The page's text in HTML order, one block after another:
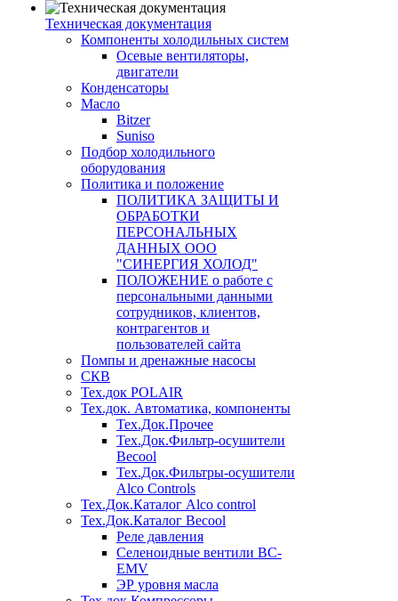
Техническая документация
Компоненты холодильных систем
Осевые вентиляторы,
двигатели
Конденсаторы
Масло
Bitzer
Suniso
Подбор холодильного
оборудования
Политика и положение
ПОЛИТИКА ЗАЩИТЫ И
ОБРАБОТКИ
ПЕРСОНАЛЬНЫХ
ДАННЫХ ООО
"СИНЕРГИЯ ХОЛОД"
ПОЛОЖЕНИЕ о работе с
персональными данными
сотрудников, клиентов,
контрагентов и
пользователей сайта
Помпы и дренажные насосы
СКВ
Тех.док POLAIR
Тех.док. Автоматика, компоненты
Тех.Док.Прочее
Тех.Док.Фильтр-осушители
Becool
Тех.Док.Фильтры-осушители
Alco Controls
Тех.Док.Каталог Alco control
Тех.Док.Каталог Becool
Реле давления
Селеноидные вентили BC-
EMV
ЭР уровня масла